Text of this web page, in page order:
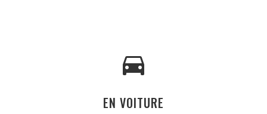
EN VOITURE